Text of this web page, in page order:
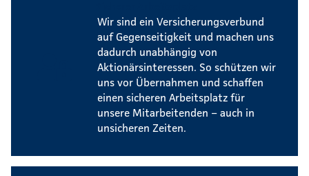
Wir sind ein Versicherungsverbund
auf Gegenseitigkeit und machen uns
dadurch unabhängig von
Aktionärsinteressen. So schützen wir
uns vor Übernahmen und schaffen
einen sicheren Arbeitsplatz für
unsere Mitarbeitenden – auch in
unsicheren Zeiten.